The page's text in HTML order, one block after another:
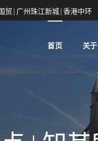
贸|广州珠江新城|香港中环
首页 关于